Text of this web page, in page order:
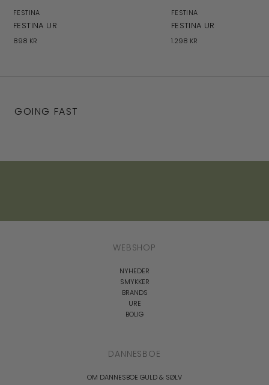
FESTINA
FESTINA UR
898 KR
FESTINA
FESTINA UR
1.298 KR
GOING FAST
WEBSHOP
NYHEDER
SMYKKER
BRANDS
URE
BOLIG
DANNESBOE
OM DANNESBOE GULD & SØLV